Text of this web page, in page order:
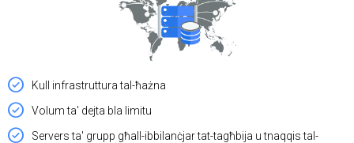
Kull infrastruttura tal-ħażna
Volum ta' dejta bla limitu
Servers ta' grupp għall-ibbilanċjar tat-tagħbija u tnaqqis tal-